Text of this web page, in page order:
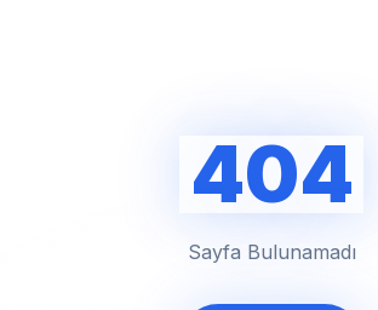
404
Sayfa Bulunamadı